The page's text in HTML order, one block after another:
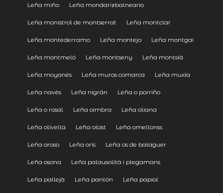
Leña miño Leña mondarizbalneario
Leña monistrol de montserrat Leña montclar
Leña montederramo Leña montejo Leña montgai
Leña montmeló Leña montseny Leña montsiá
Leña moyanés Leña muros comarca Leña muxía
Leña navès Leña nigrán Leña o porriño
Leña o rosal Leña oimbra Leña oliana
Leña olivella Leña olost Leña omellonss
Leña oroso Leña orís Leña os de balaguer
Leña osona Leña palausolità i plegamans
Leña pallejà Leña pantón Leña papiol